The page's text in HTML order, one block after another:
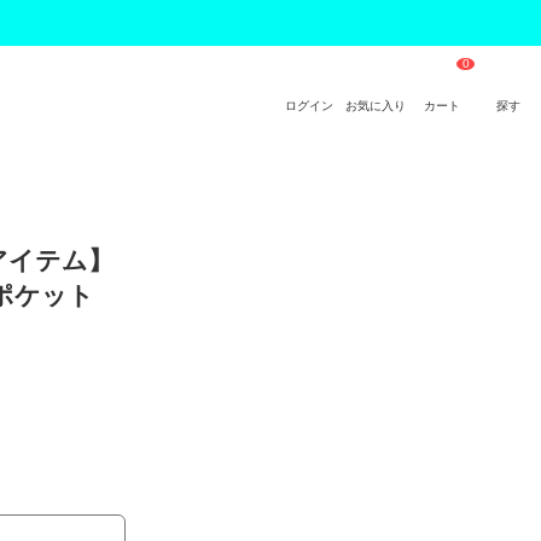
ログイン お気に入り カート 探す
テム】
ケット